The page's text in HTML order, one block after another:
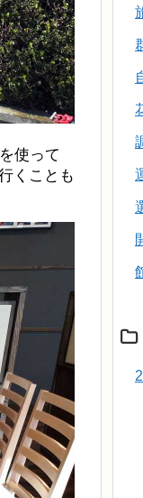
使って
くことも